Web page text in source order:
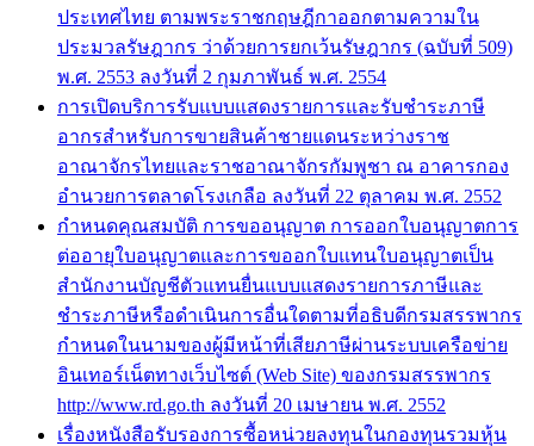
ประเทศไทย ตามพระราชกฤษฎีกาออกตามความใน
ประมวลรัษฎากร ว่าด้วยการยกเว้นรัษฎากร (ฉบับที่ 509)
พ.ศ. 2553 ลงวันที่ 2 กุมภาพันธ์ พ.ศ. 2554
การเปิดบริการรับแบบแสดงรายการและรับชำระภาษี
อากรสำหรับการขายสินค้าชายแดนระหว่างราช
อาณาจักรไทยและราชอาณาจักรกัมพูชา ณ อาคารกอง
อำนวยการตลาดโรงเกลือ ลงวันที่ 22 ตุลาคม พ.ศ. 2552
กำหนดคุณสมบัติ การขออนุญาต การออกใบอนุญาตการ
ต่ออายุใบอนุญาตและการขออกใบแทนใบอนุญาตเป็น
สำนักงานบัญชีตัวแทนยื่นแบบแสดงรายการภาษีและ
ชำระภาษีหรือดำเนินการอื่นใดตามที่อธิบดีกรมสรรพากร
กำหนดในนามของผู้มีหน้าที่เสียภาษีผ่านระบบเครือข่าย
อินเทอร์เน็ตทางเว็บไซต์ (Web Site) ของกรมสรรพากร
http://www.rd.go.th ลงวันที่ 20 เมษายน พ.ศ. 2552
เรื่องหนังสือรับรองการซื้อหน่วยลงทุนในกองทุนรวมหุ้น